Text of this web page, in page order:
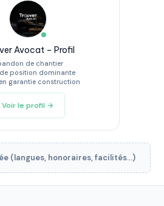
Avocat – Profil
de chantier
position dominante
garantie construction
Voir le profil →
(langues, honoraires, facilités...)